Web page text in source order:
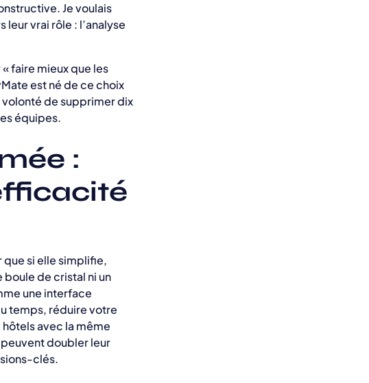
Je voulais
leur vrai rôle : l’analyse
faire mieux que les
est né de ce choix
volonté de supprimer dix
équipes.
:
que si elle simplifie,
boule de cristal ni un
une interface
temps, réduire votre
avec la même
doubler leur
clés.